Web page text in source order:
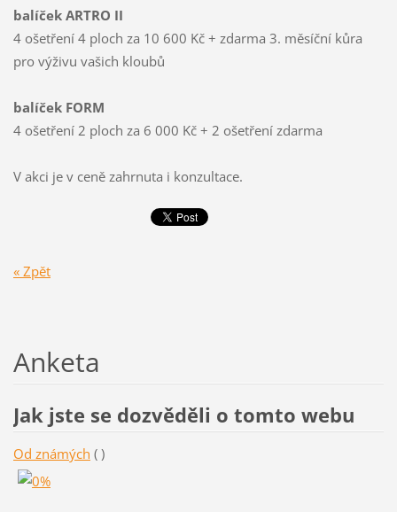
balíček ARTRO II
4 ošetření 4 ploch za 10 600 Kč + zdarma 3. měsíční kůra
pro výživu vašich kloubů
balíček FORM
4 ošetření 2 ploch za 6 000 Kč + 2 ošetření zdarma
V akci je v ceně zahrnuta i konzultace.
« Zpět
Anketa
Jak jste se dozvěděli o tomto webu
Od známých ( )